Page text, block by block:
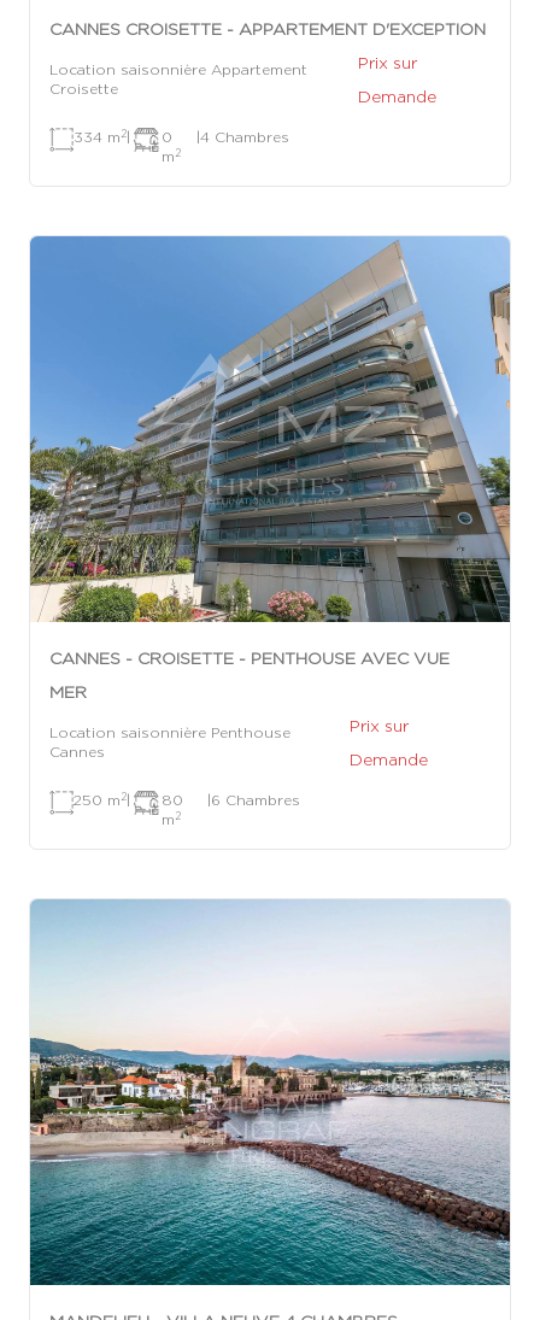
CANNES CROISETTE - APPARTEMENT D'EXCEPTION
Location saisonnière Appartement
Croisette
Prix sur
Demande
334 m 2|
0
m 2
|4 Chambres
CANNES - CROISETTE - PENTHOUSE AVEC VUE
MER
Location saisonnière Penthouse
Cannes
Prix sur
Demande
250 m 2|
80
m 2
|6 Chambres